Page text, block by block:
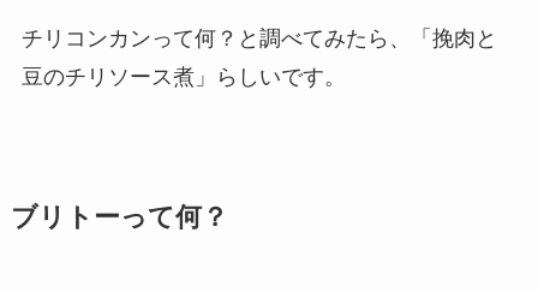
チリコンカンって何？と調べてみたら、「挽肉と
豆のチリソース煮」らしいです。
ブリトーって何？